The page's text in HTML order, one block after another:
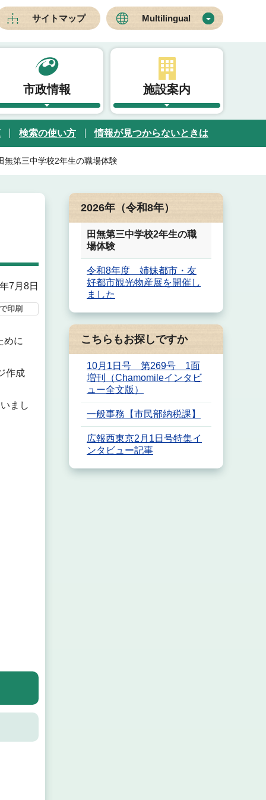
サイトマップ Multilingual
市政情報 施設案内
検索の使い方 情報が見つからないときは
無第三中学校2年生の職場体験
7月8日
印刷
めに
作成
まし
2026年（令和8年）
田無第三中学校2年生の職
場体験
令和8年度 姉妹都市・友
好都市観光物産展を開催し
ました
こちらもお探しですか
10月1日号 第269号 1面
増刊（Chamomileインタビ
ュー全文版）
一般事務【市民部納税課】
広報西東京2月1日号特集イ
ンタビュー記事